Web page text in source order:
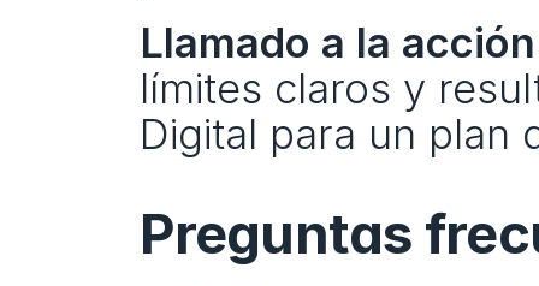
Llamado a la
límites claros y
Digital para un plan
Preguntas